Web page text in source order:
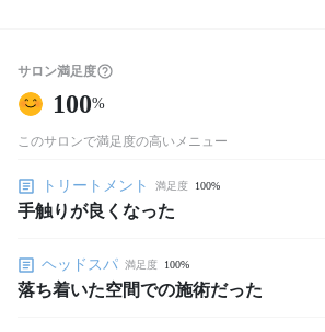
サロン満足度
100%
このサロンで満足度の高いメニュー
トリートメント 満足度 100%
手触りが良くなった
ヘッドスパ 満足度 100%
落ち着いた空間での施術だった